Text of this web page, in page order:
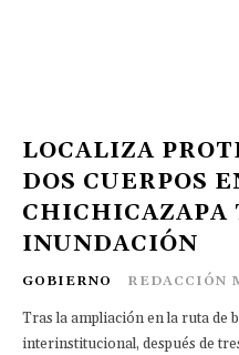
LOCALIZA
DOS CUERPOS
CHICHICAZAPA
INUNDACIÓN
GOBIERNO REDACCIÓN
Tras la ampliación en la ruta de
interinstitucional, después de